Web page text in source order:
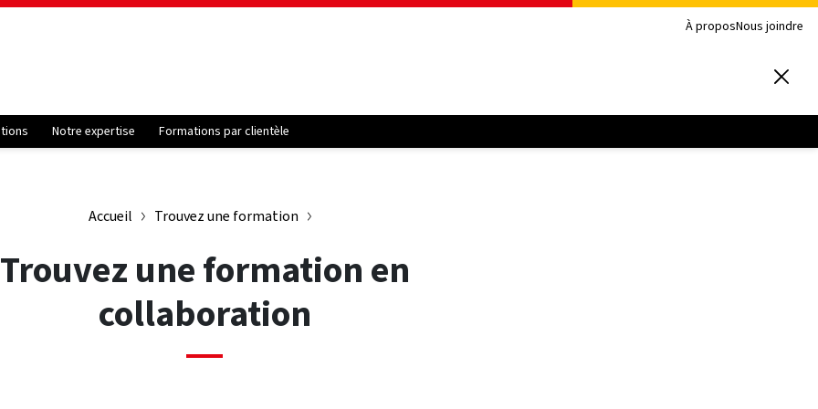
À proposNous joindre
Notre expertise Formations par clientèle
Accueil Trouvez une formation
Trouvez une formation en
collaboration